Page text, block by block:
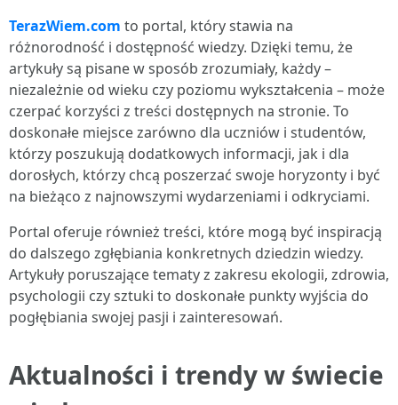
TerazWiem.com to portal, który stawia na
różnorodność i dostępność wiedzy. Dzięki temu, że
artykuły są pisane w sposób zrozumiały, każdy –
niezależnie od wieku czy poziomu wykształcenia – może
czerpać korzyści z treści dostępnych na stronie. To
doskonałe miejsce zarówno dla uczniów i studentów,
którzy poszukują dodatkowych informacji, jak i dla
dorosłych, którzy chcą poszerzać swoje horyzonty i być
na bieżąco z najnowszymi wydarzeniami i odkryciami.
Portal oferuje również treści, które mogą być inspiracją
do dalszego zgłębiania konkretnych dziedzin wiedzy.
Artykuły poruszające tematy z zakresu ekologii, zdrowia,
psychologii czy sztuki to doskonałe punkty wyjścia do
pogłębiania swojej pasji i zainteresowań.
Aktualności i trendy w świecie